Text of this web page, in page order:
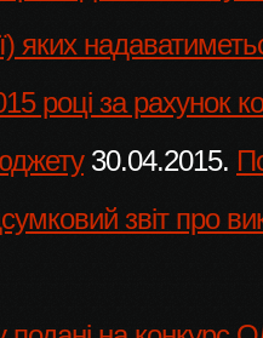
яких
році за рахунок
30.04.2015.
звіт про